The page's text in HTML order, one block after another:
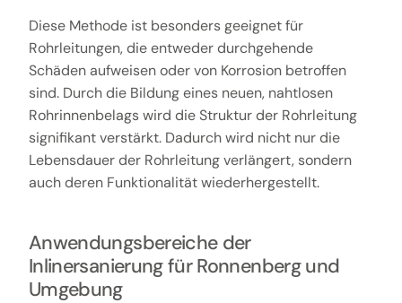
Diese Methode ist besonders geeignet für
Rohrleitungen, die entweder durchgehende
Schäden aufweisen oder von Korrosion betroffen
sind. Durch die Bildung eines neuen, nahtlosen
Rohrinnenbelags wird die Struktur der Rohrleitung
signifikant verstärkt. Dadurch wird nicht nur die
Lebensdauer der Rohrleitung verlängert, sondern
auch deren Funktionalität wiederhergestellt.
Anwendungsbereiche der
Inlinersanierung für Ronnenberg und
Umgebung